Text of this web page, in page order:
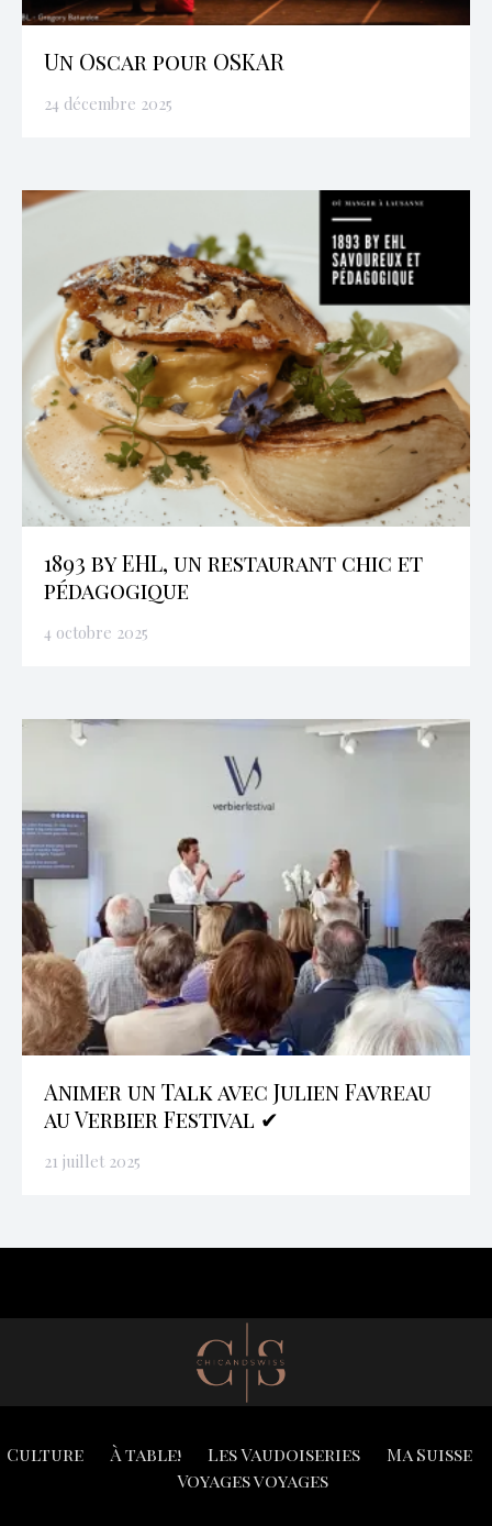
Un Oscar pour OSKAR
24 décembre 2025
1893 by EHL, un restaurant chic et
pédagogique
4 octobre 2025
Animer un Talk avec Julien Favreau
au Verbier Festival ✔
21 juillet 2025
Culture À table! Les Vaudoiseries
Ma Suisse
Voyages voyages